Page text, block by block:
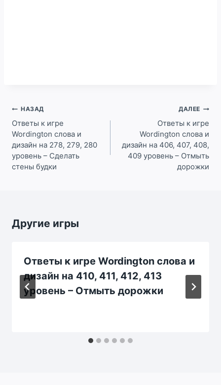
Навигация
по
записям
НАЗАД
Ответы к игре
Wordington слова и
дизайн на 278, 279, 280
уровень – Сделать
стены будки
ДАЛЕЕ
Ответы к игре
Wordington слова и
дизайн на 406, 407, 408,
409 уровень – Отмыть
дорожки
Другие игры
Ответы к игре Wordington слова и
дизайн на 410, 411, 412, 413
уровень – Отмыть дорожки